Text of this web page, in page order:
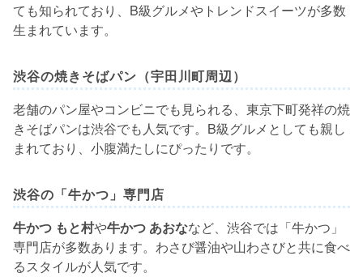
ても知られており、B級グルメやトレンドスイーツが多数
生まれています。
渋谷の焼きそばパン（宇田川町周辺）
老舗のパン屋やコンビニでも見られる、東京下町発祥の焼
きそばパンは渋谷でも人気です。B級グルメとしても親し
まれており、小腹満たしにぴったりです。
渋谷の「牛かつ」専門店
牛かつ もと村や牛かつ あおななど、渋谷では「牛かつ」
専門店が多数あります。わさび醤油や山わさびと共に食べ
るスタイルが人気です。